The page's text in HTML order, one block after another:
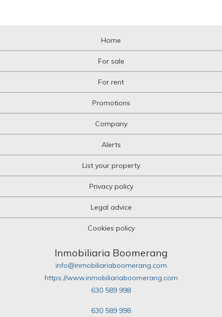
Home
For sale
For rent
Promotions
Company
Alerts
List your property
Privacy policy
Legal advice
Cookies policy
Inmobiliaria Boomerang
info@inmobiliariaboomerang.com
https://www.inmobiliariaboomerang.com
630 589 998
630 589 998